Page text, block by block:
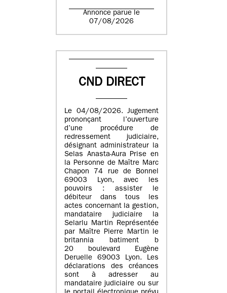
Annonce parue le
07/08/2026
CND DIRECT
Le 04/08/2026. Jugement
prononçant l’ouverture
d’une procédure de
redressement judiciaire,
désignant administrateur la
Selas Anasta-Aura Prise en
la Personne de Maître Marc
Chapon 74 rue de Bonnel
69003 Lyon, avec les
pouvoirs : assister le
débiteur dans tous les
actes concernant la gestion,
mandataire judiciaire la
Selarlu Martin Représentée
par Maître Pierre Martin le
britannia batiment b
20 boulevard Eugène
Deruelle 69003 Lyon. Les
déclarations des créances
sont à adresser au
mandataire judiciaire ou sur